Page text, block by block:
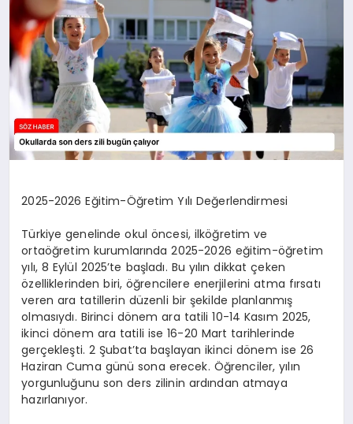
2025-2026 Eğitim-Öğretim Yılı Değerlendirmesi
Türkiye genelinde okul öncesi, ilköğretim ve
ortaöğretim kurumlarında 2025-2026 eğitim-öğretim
yılı, 8 Eylül 2025’te başladı. Bu yılın dikkat çeken
özelliklerinden biri, öğrencilere enerjilerini atma fırsatı
veren ara tatillerin düzenli bir şekilde planlanmış
olmasıydı. Birinci dönem ara tatili 10-14 Kasım 2025,
ikinci dönem ara tatili ise 16-20 Mart tarihlerinde
gerçekleşti. 2 Şubat’ta başlayan ikinci dönem ise 26
Haziran Cuma günü sona erecek. Öğrenciler, yılın
yorgunluğunu son ders zilinin ardından atmaya
hazırlanıyor.